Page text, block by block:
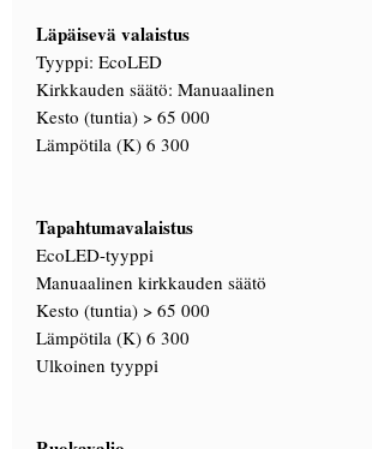
Läpäisevä valaistus
Tyyppi: EcoLED
Kirkkauden säätö: Manuaalinen
Kesto (tuntia) > 65 000
Lämpötila (K) 6 300
Tapahtumavalaistus
EcoLED-tyyppi
Manuaalinen kirkkauden säätö
Kesto (tuntia) > 65 000
Lämpötila (K) 6 300
Ulkoinen tyyppi